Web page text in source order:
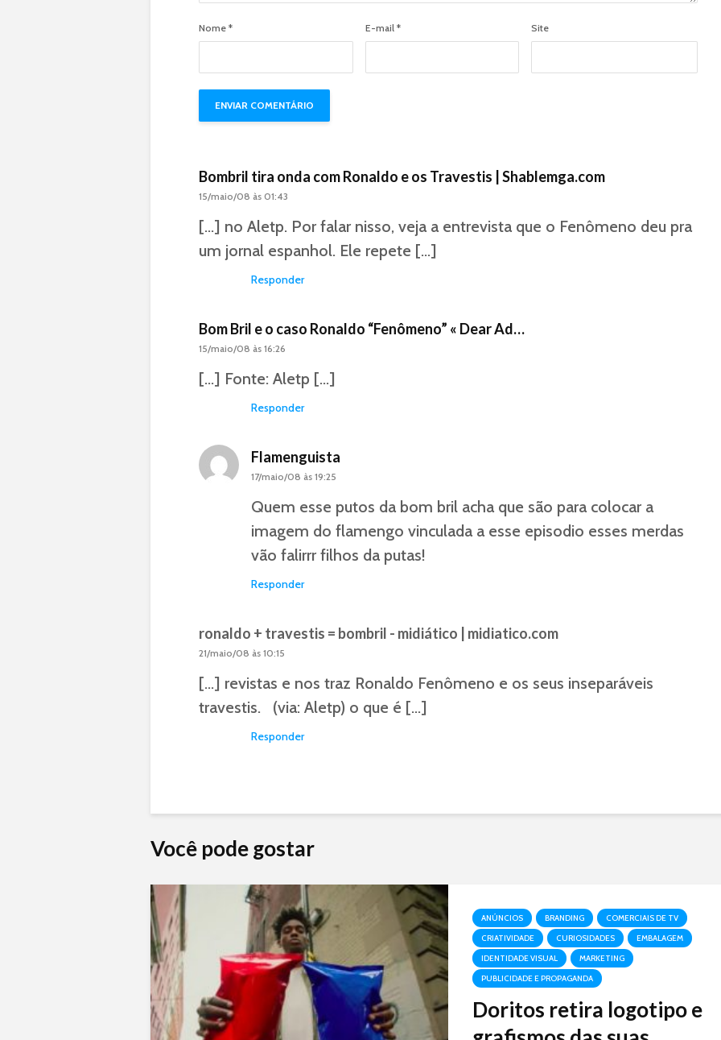
Nome * E-mail * Site
Bombril tira onda com Ronaldo e os Travestis | Shablemga.com
15/maio/08 às 01:43
[…] no Aletp. Por falar nisso, veja a entrevista que o Fenômeno deu pra
um jornal espanhol. Ele repete […]
Responder
Bom Bril e o caso Ronaldo “Fenômeno” « Dear Ad…
15/maio/08 às 16:26
[…] Fonte: Aletp […]
Responder
Flamenguista
17/maio/08 às 19:25
Quem esse putos da bom bril acha que são para colocar a
imagem do flamengo vinculada a esse episodio esses merdas
vão falirrr filhos da putas!
Responder
ronaldo + travestis = bombril - midiático | midiatico.com
21/maio/08 às 10:15
[…] revistas e nos traz Ronaldo Fenômeno e os seus inseparáveis
travestis. (via: Aletp) o que é […]
Responder
Você pode gostar
ANÚNCIOS BRANDING
COMERCIAIS DE TV
CRIATIVIDADE
CURIOSIDADES
EMBALAGEM
IDENTIDADE VISUAL
MARKETING
PUBLICIDADE E PROPAGANDA
Doritos retira logotipo e